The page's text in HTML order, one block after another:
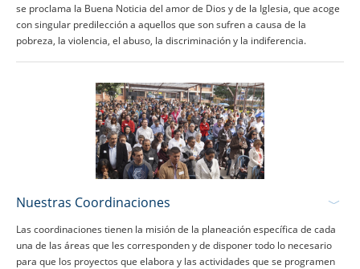
se proclama la Buena Noticia del amor de Dios y de la Iglesia, que acoge
con singular predilección a aquellos que son sufren a causa de la
pobreza, la violencia, el abuso, la discriminación y la indiferencia.
Nuestras Coordinaciones
Las coordinaciones tienen la misión de la planeación específica de cada
una de las áreas que les corresponden y de disponer todo lo necesario
para que los proyectos que elabora y las actividades que se programen